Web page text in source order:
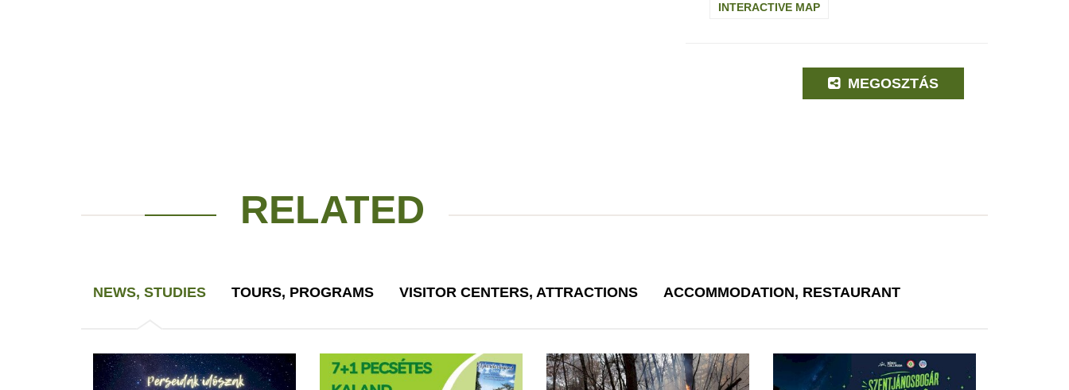
INTERACTIVE MAP
MEGOSZTÁS
RELATED
NEWS, STUDIES TOURS, PROGRAMS VISITOR CENTERS, ATTRACTIONS ACCOMMODATION, RESTAURANT